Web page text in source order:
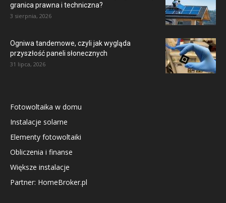
granica prawna i techniczna?
3 sierpnia, 2026
Ogniwa tandemowe, czyli jak wygląda
przyszłość paneli słonecznych
31 lipca, 2026
Fotowoltaika w domu
Instalacje solarne
Elementy fotowoltaiki
Obliczenia i finanse
Większe instalacje
Partner: HomeBroker.pl